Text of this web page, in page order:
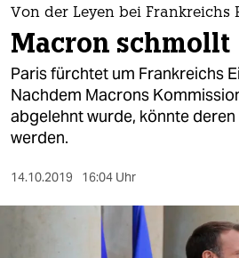
themen
politik
öko
gesellschaft
kultur
sport
Von der Leyen bei Frankreichs
Macron schmollt
Paris fürchtet um Frankreichs
Nachdem Macrons
abgelehnt wurde, könnte
werden.
14.10.2019 16:04 Uhr